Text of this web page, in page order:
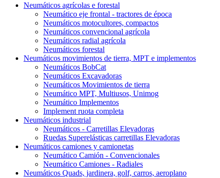
Neumáticos agrícolas e forestal
Neumático eje frontal - tractores de época
Neumáticos motocultores, compactos
Neumáticos convencional agrícola
Neumáticos radial agrícola
Neumáticos forestal
Neumáticos movimientos de tierra, MPT e implementos
Neumáticos BobCat
Neumáticos Excavadoras
Neumáticos Movimientos de tierra
Neumático MPT, Multiusos, Unimog
Neumático Implementos
Implement ruota completa
Neumáticos industrial
Neumáticos - Carretillas Elevadoras
Ruedas Superelásticas carretillas Elevadoras
Neumáticos camiones y camionetas
Neumático Camión - Convencionales
Neumático Camiones - Radiales
Neumáticos Quads, jardinera, golf, carros, aeroplano